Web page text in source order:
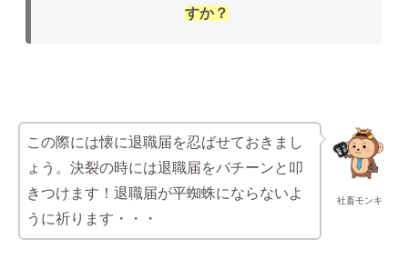
すか？
社畜モンキ
この際には懐に退職届を忍ばせておきまし
ょう。決裂の時には退職届をバチーンと叩
きつけます！退職届が平蜘蛛にならないよ
うに祈ります・・・